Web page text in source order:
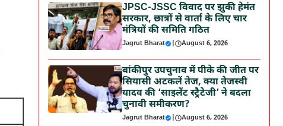
JPSC-JSSC विवाद पर झुकी हेमंत
सरकार, छात्रों से वार्ता के लिए चार
मंत्रियों की समिति गठित
Jagrut Bharat | August 6, 2026
बांकीपुर उपचुनाव में पीके की जीत पर
सियासी अटकलें तेज, क्या तेजस्वी
यादव की ‘साइलेंट स्ट्रैटेजी’ ने बदला
चुनावी समीकरण?
Jagrut Bharat | August 6, 2026